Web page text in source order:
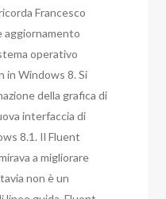
Francesco
aggiornamento
operativo
in Windows 8. Si
della grafica di
interfaccia di
8.1. Il Fluent
a migliorare
non è un